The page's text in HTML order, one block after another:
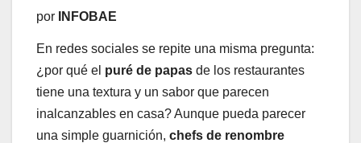
por INFOBAE
En redes sociales se repite una misma pregunta:
¿por qué el puré de papas de los restaurantes
tiene una textura y un sabor que parecen
inalcanzables en casa? Aunque pueda parecer
una simple guarnición, chefs de renombre